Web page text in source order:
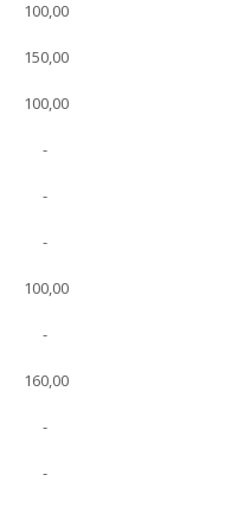
100,00
150,00
100,00
-
-
-
100,00
-
160,00
-
-